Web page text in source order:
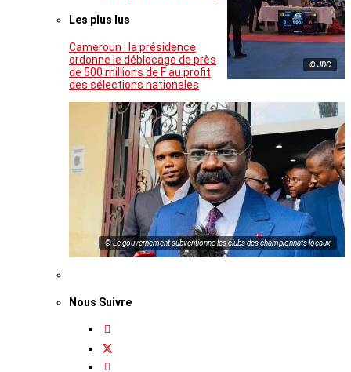
© JDC
Les plus lus
Cameroun : la présidence
ordonne le déblocage de près
de 500 millions de F au profit
des sélections nationales
© Le gouvernement subventionne les clubs des championnats locaux
Nous Suivre